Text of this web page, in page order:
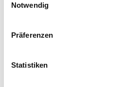
Notwendig
Präferenzen
Statistiken
loadingjobninja.com